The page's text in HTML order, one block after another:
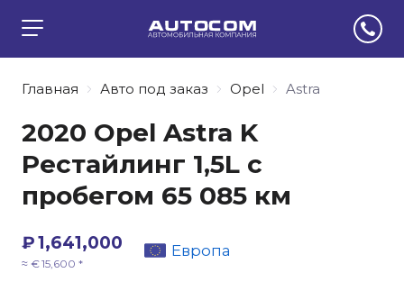
Главная Авто под заказ Opel Astra
2020 Opel Astra K
Рестайлинг 1,5L с
пробегом 65 085 км
₽ 1,641,000
≈ € 15,600 *
Европа